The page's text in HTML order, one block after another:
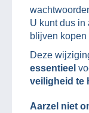
U kunt dus
blijven kopen
Deze
essentieel
veiligheid te
Aarzel niet